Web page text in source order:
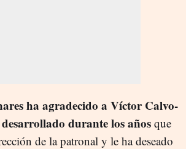
ha agradecido a Víctor Calvo-
durante los añosque
de la patronal y le ha deseado